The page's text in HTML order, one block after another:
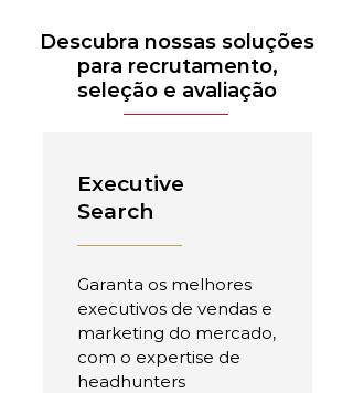
Descubra nossas soluções
para recrutamento,
seleção e avaliação
Executive
Search
Garanta os melhores
executivos de vendas e
marketing do mercado,
com o expertise de
headhunters